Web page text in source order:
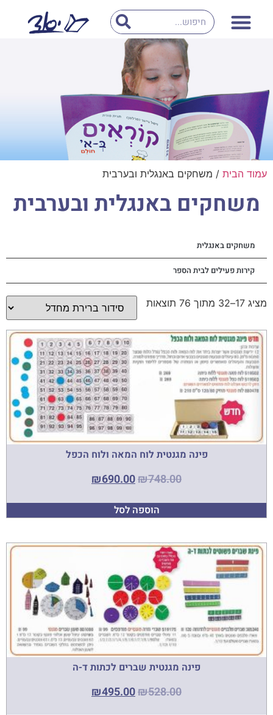
כדי
לעבור
לאזור
תוכן
מרכזי
עמוד הבית / משחקים באנגלית ובערבית
משחקים באנגלית ובערבית
משחקים באנגלית
קירות פעילים לבית הספר
מציג 17–32 מתוך 76 תוצאות
פינה מגנטית לוח המאה ולוח הכפל
₪748.00
₪690.00
הוספה לסל
פינה מגנטית שברים לכתות ד-ה
₪528.00
₪495.00